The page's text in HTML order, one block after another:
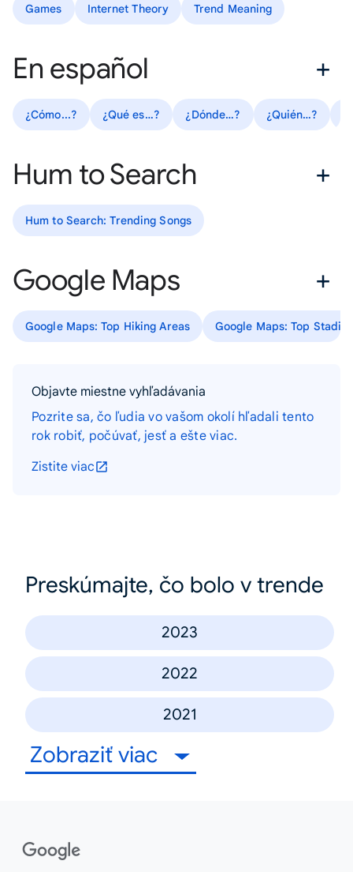
Games Internet Theory Trend Meaning
En español
¿Cómo...? ¿Qué es…? ¿Dónde…? ¿Quién…?
Hum to Search
Hum to Search: Trending Songs
Google Maps
Google Maps: Top Hiking Areas Google Maps: Top
Objavte miestne vyhľadávania
Pozrite sa, čo ľudia vo vašom okolí hľadali tento
rok robiť, počúvať, jesť a ešte viac.
Zistite viac
Preskúmajte, čo bolo v trende
2023
2022
2021
Zobraziť viac